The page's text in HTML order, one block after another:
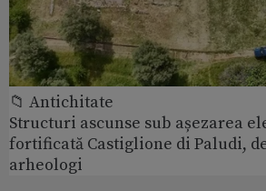
📁 Antichitate
Structuri ascunse sub așezarea
fortificată Castiglione di Paludi,
arheologi